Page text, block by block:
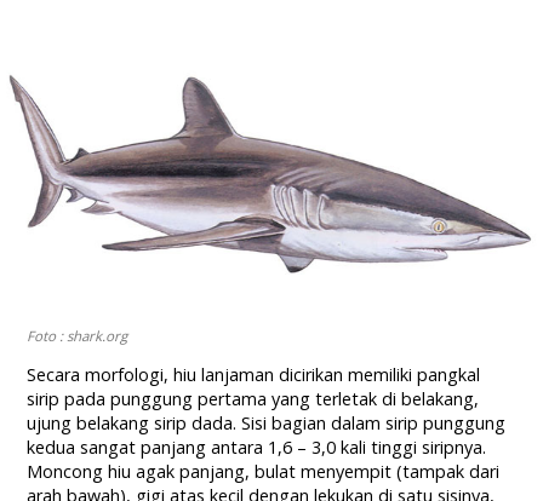
Foto : shark.org
Secara morfologi, hiu lanjaman dicirikan memiliki pangkal
sirip pada punggung pertama yang terletak di belakang,
ujung belakang sirip dada. Sisi bagian dalam sirip punggung
kedua sangat panjang antara 1,6 – 3,0 kali tinggi siripnya.
Moncong hiu agak panjang, bulat menyempit (tampak dari
arah bawah), gigi atas kecil dengan lekukan di satu sisinya,